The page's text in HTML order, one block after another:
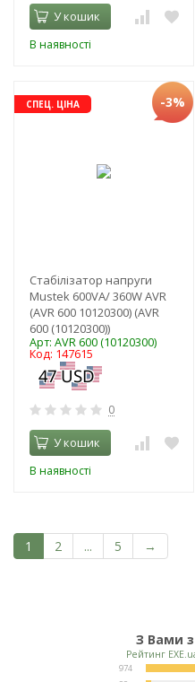
У кошик
В наявності
СПЕЦ. ЦІНА -3%
Стабілізатор напруги
Mustek 600VA/ 360W AVR
(AVR 600 10120300) (AVR
600 (10120300))
Арт: AVR 600 (10120300)
Код: 147615
0
У кошик
В наявності
1 2 ... 5 →
З Вами з